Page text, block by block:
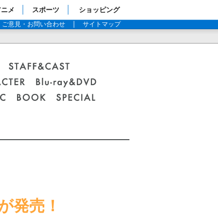
メ スポーツ ショッピング
ご意見・お問い合わせ サイトマップ
発売！